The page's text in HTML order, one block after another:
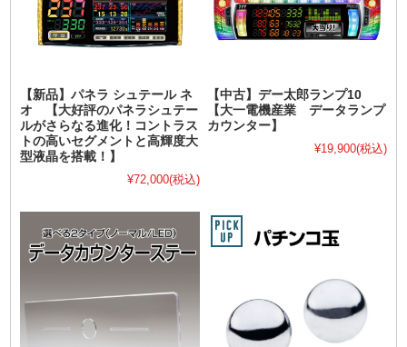
【新品】パネラ シュテール ネ
オ 【大好評のパネラシュテー
ルがさらなる進化！コントラス
トの高いセグメントと高輝度大
型液晶を搭載！】
¥72,000(税込)
【中古】デー太郎ランプ10
【大一電機産業 データランプ
カウンター】
¥19,900(税込)